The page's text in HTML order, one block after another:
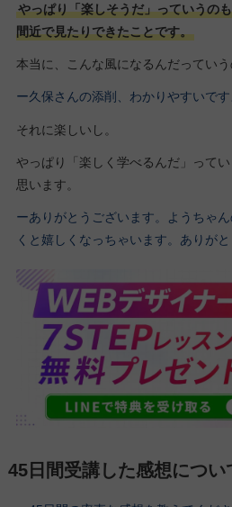
やっぱり「楽しそうだ」っていうの
間近で見たりできたことです。
本当に、こんな風になるんだっていう
ー久保さんの添削、わかりやすいです
それに楽しいし。
やっぱり「楽しく学べるんだ」って
思います。
ーありがとうございます。ようちゃ
くと嬉しくなっちゃいます。ありがと
45日間受講した感想につい